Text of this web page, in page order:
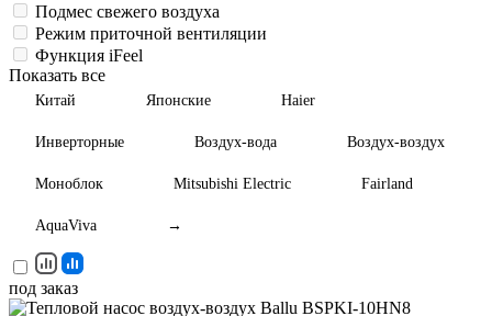
Подмес свежего воздуха
Режим приточной вентиляции
Функция iFeel
Показать все
Китай Японские Haier
Инверторные Воздух-вода Воздух-воздух
Моноблок Mitsubishi Electric Fairland
AquaViva →
под заказ